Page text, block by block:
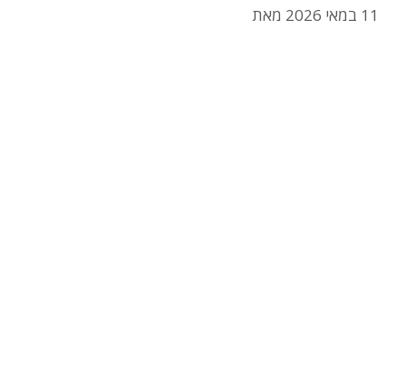
11 במאי 2026 מאת